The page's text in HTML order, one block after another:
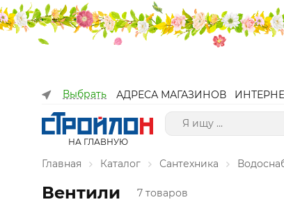
Выбрать АДРЕСА МАГАЗИНОВ
НА ГЛАВНУЮ
Главная Каталог Сантехника
Вентили 7 товаров